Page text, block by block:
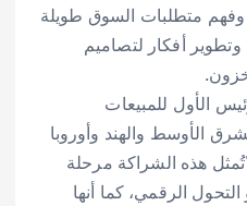
متطلبات السوق طويلة
وتطوير أفكار لتصاميم
الأول للمبيعات
الأوسط والهند وأوروبا
هذه الشراكة مرحلة
الرقمي، كما أنها